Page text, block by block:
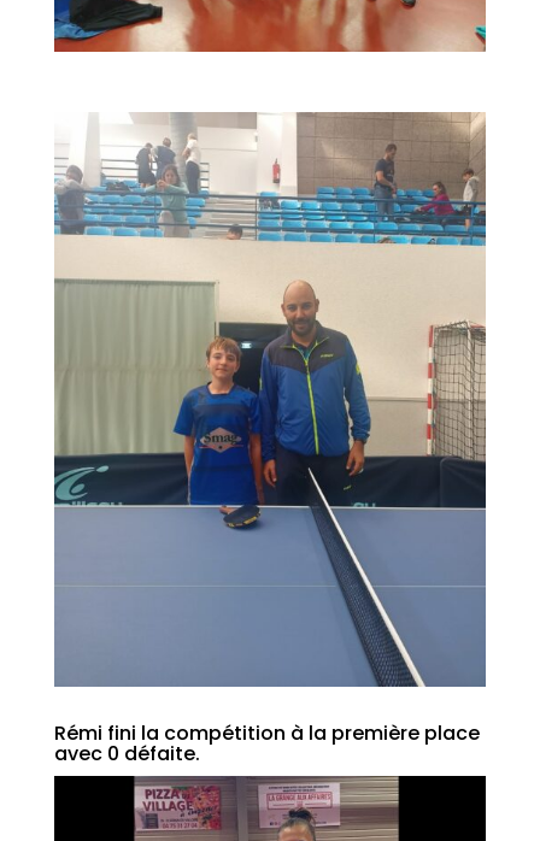
Rémi fini la compétition à la première place
avec 0 défaite.